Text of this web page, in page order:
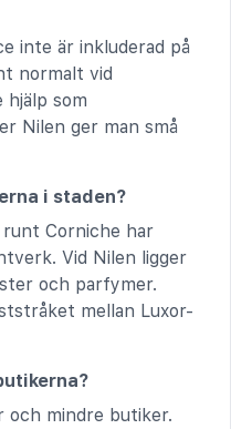
inte är inkluderad på
normalt vid
hjälp som
Nilen ger man små
i staden?
runt Corniche har
Vid Nilen ligger
och parfymer.
mellan Luxor-
och mindre butiker.